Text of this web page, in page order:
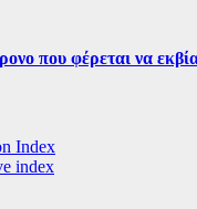
που φέρεται να
Index
index